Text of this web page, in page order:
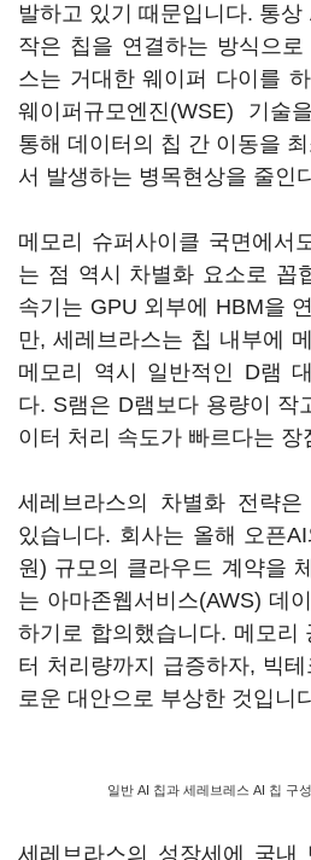
발하고 있기 때문입니다. 통상
작은 칩을 연결하는 방식으
스는 거대한 웨이퍼 다이를
웨이퍼규모엔진(WSE) 기술
통해 데이터의 칩 간 이동을
서 발생하는 병목현상을 줄인
메모리 슈퍼사이클 국면에서
는 점 역시 차별화 요소로 꼽
속기는 GPU 외부에 HBM을
만, 세레브라스는 칩 내부에
메모리 역시 일반적인 D램
다. S램은 D램보다 용량이 작
이터 처리 속도가 빠르다는 장
세레브라스의 차별화 전략
있습니다. 회사는 올해 오픈
원) 규모의 클라우드 계약을
는 아마존웹서비스(AWS) 데
하기로 합의했습니다. 메모리
터 처리량까지 급증하자, 빅
로운 대안으로 부상한 것입니
일반 AI 칩과 세레브레스 AI 칩 구
세레브라스의 성장세에 국내